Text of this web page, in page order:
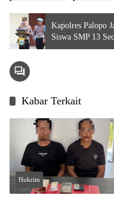
Kapolres Palopo
Siswa SMP 13
Kabar Terkait
Hukrim